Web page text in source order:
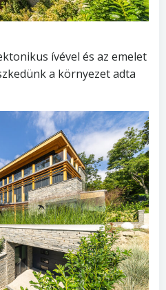
ívével és az emelet
a környezet adta